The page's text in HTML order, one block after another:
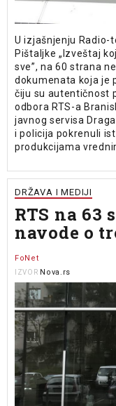
U izjašnjenju
Pištaljke „Izveštaj
sve”, na 60 strana
dokumenata koja je
čiju su autentičnost
odbora RTS-a
javnog servisa
i policija pokrenuli
produkcijama
DRŽAVA I MEDIJI
RTS na 63
navode o
FoNet
IZVOR Nova.rs